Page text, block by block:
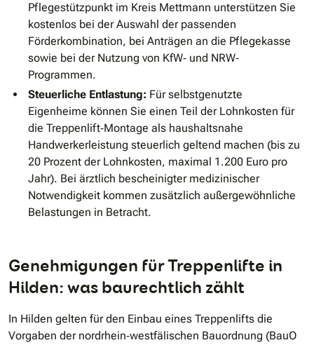
Pflegestützpunkt im Kreis Mettmann unterstützen Sie
kostenlos bei der Auswahl der passenden
Förderkombination, bei Anträgen an die Pflegekasse
sowie bei der Nutzung von KfW‐ und NRW‐
Programmen.
Steuerliche Entlastung: Für selbstgenutzte
Eigenheime können Sie einen Teil der Lohnkosten für
die Treppenlift‐Montage als haushaltsnahe
Handwerkerleistung steuerlich geltend machen (bis zu
20 Prozent der Lohnkosten, maximal 1.200 Euro pro
Jahr). Bei ärztlich bescheinigter medizinischer
Notwendigkeit kommen zusätzlich außergewöhnliche
Belastungen in Betracht.
Genehmigungen für Treppenlifte in
Hilden: was baurechtlich zählt
In Hilden gelten für den Einbau eines Treppenlifts die
Vorgaben der nordrhein‐westfälischen Bauordnung (BauO